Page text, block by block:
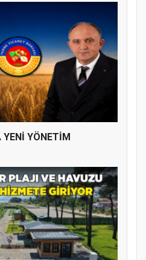
YÖNETİM